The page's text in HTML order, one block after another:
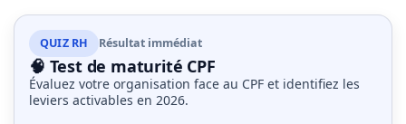
QUIZ RH Résultat immédiat
🧠 Test de maturité CPF
Évaluez votre organisation face au CPF et identifiez les
leviers activables en 2026.